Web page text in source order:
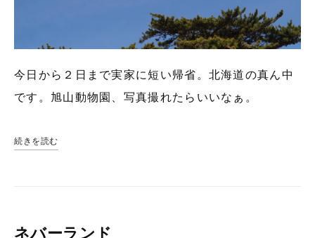
今日から２日まで実家に短い帰省。北海道の真ん中
です。旭山動物園、写真撮れたらいいなぁ。
続きを読む
ネバーランド